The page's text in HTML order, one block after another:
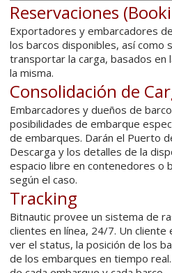
Reservaciones
Exportadores y embarcadores
los barcos disponibles, así como
transportar la carga, basados en
la misma.
Consolidación de
Embarcadores y dueños de
posibilidades de embarque
de embarques. Darán el Puerto
Descarga y los detalles de la
espacio libre en contenedores o
según el caso.
Tracking
Bitnautic provee un sistema de
clientes en línea, 24/7. Un
ver el status, la posición de los
de los embarques en tiempo